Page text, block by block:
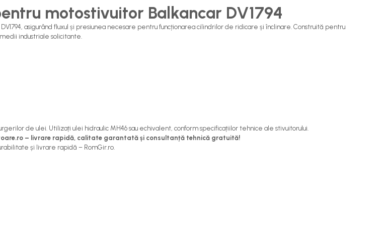
motostivuitor Balkancar DV1794
asigurând fluxul și presiunea necesare pentru funcționarea cilindrilor de ridicare și înclinare. Construită pentru
industriale solicitante.
de ulei. Utilizați ulei hidraulic MH46 sau echivalent, conform specificațiilor tehnice ale stivuitorului.
– livrare rapidă, calitate garantată și consultanță tehnică gratuită!
și livrare rapidă – RomGir.ro.